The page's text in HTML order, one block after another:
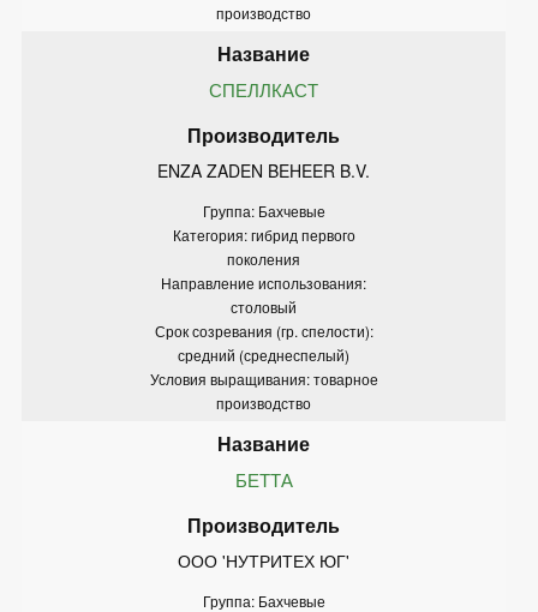
производство
СПЕЛЛКАСТ
ENZA ZADEN BEHEER B.V.
Группа: Бахчевые
Категория: гибрид первого
поколения
Направление использования:
столовый
Срок созревания (гр. спелости):
средний (среднеспелый)
Условия выращивания: товарное
производство
БЕТТА
ООО 'НУТРИТЕХ ЮГ'
Группа: Бахчевые